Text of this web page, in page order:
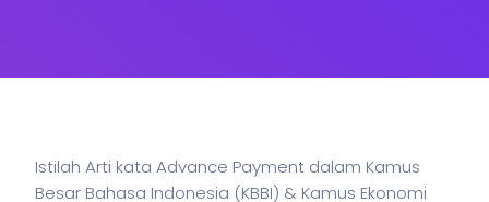
Istilah Arti kata Advance Payment dalam Kamus
Besar Bahasa Indonesia (KBBI) & Kamus Ekonomi